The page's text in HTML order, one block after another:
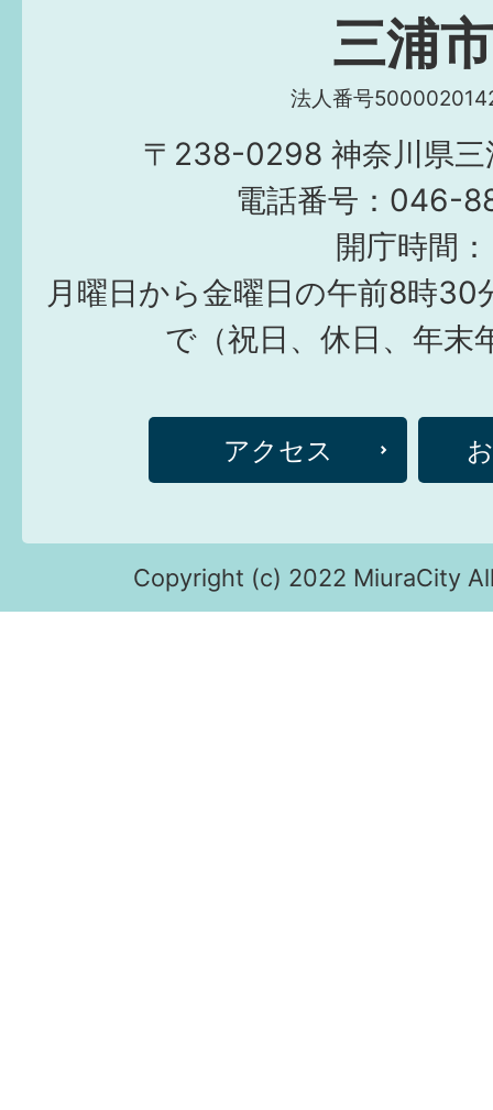
三浦市
法人番号
〒238-0298 神奈川県三
電話番号：046-
開庁時間：
月曜日から金曜日の午前8時30
で（祝日、休日、年末
アクセス
Copyright (c) 2022 MiuraCity